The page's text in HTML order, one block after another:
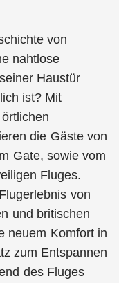
von
nahtlose
Haustür
ist? Mit
die Gäste von
Gate, sowie vom
Fluges.
von
und britischen
neuem Komfort in
zum Entspannen
des Fluges